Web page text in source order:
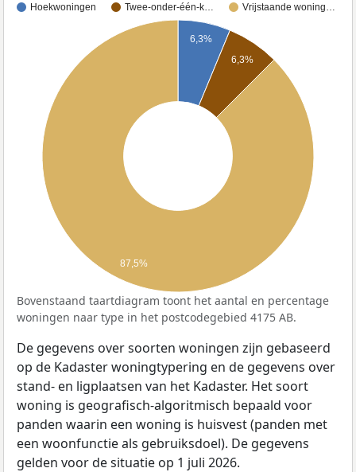
Hoekwoningen Twee-onder-één-k… Vrijstaande woning…
6,3%
6,3%
87,5%
Bovenstaand taartdiagram toont het aantal en percentage
woningen naar type in het postcodegebied 4175 AB.
De gegevens over soorten woningen zijn gebaseerd
op de Kadaster woningtypering en de gegevens over
stand- en ligplaatsen van het Kadaster. Het soort
woning is geografisch-algoritmisch bepaald voor
panden waarin een woning is huisvest (panden met
een woonfunctie als gebruiksdoel). De gegevens
gelden voor de situatie op 1 juli 2026.